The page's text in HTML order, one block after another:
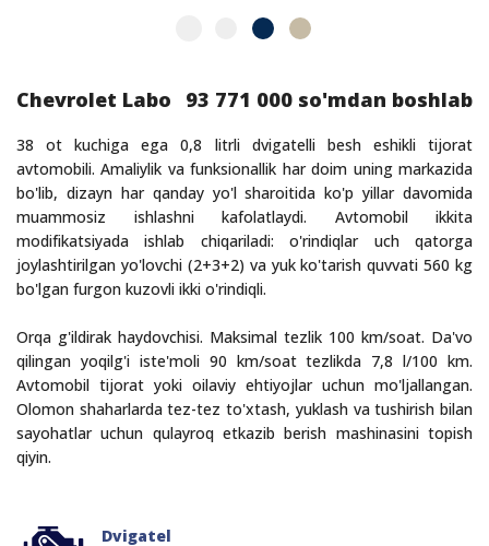
Chevrolet Labo 93 771 000 so'mdan boshlab
38 ot kuchiga ega 0,8 litrli dvigatelli besh eshikli tijorat
avtomobili. Amaliylik va funksionallik har doim uning markazida
bo'lib, dizayn har qanday yo'l sharoitida ko'p yillar davomida
muammosiz ishlashni kafolatlaydi. Avtomobil ikkita
modifikatsiyada ishlab chiqariladi: o'rindiqlar uch qatorga
joylashtirilgan yo'lovchi (2+3+2) va yuk ko'tarish quvvati 560 kg
bo'lgan furgon kuzovli ikki o'rindiqli.
Orqa g'ildirak haydovchisi. Maksimal tezlik 100 km/soat. Da'vo
qilingan yoqilg'i iste'moli 90 km/soat tezlikda 7,8 l/100 km.
Avtomobil tijorat yoki oilaviy ehtiyojlar uchun mo'ljallangan.
Olomon shaharlarda tez-tez to'xtash, yuklash va tushirish bilan
sayohatlar uchun qulayroq etkazib berish mashinasini topish
qiyin.
Dvigatel